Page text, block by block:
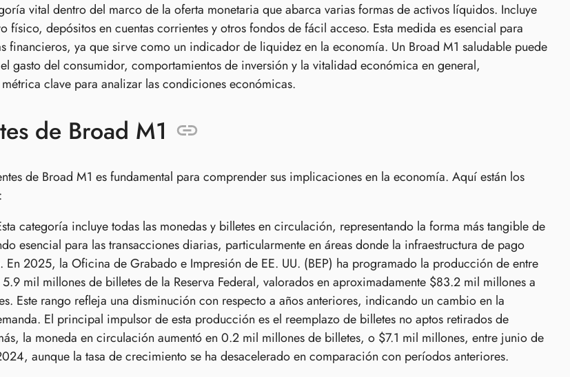
vital dentro del marco de la oferta monetaria que abarca varias formas de activos líquidos. Incluye
físico, depósitos en cuentas corrientes y otros fondos de fácil acceso. Esta medida es esencial para
financieros, ya que sirve como un indicador de liquidez en la economía. Un Broad M1 saludable puede
gasto del consumidor, comportamientos de inversión y la vitalidad económica en general,
clave para analizar las condiciones económicas.
de Broad M1
de Broad M1 es fundamental para comprender sus implicaciones en la economía. Aquí están los
categoría incluye todas las monedas y billetes en circulación, representando la forma más tangible de
esencial para las transacciones diarias, particularmente en áreas donde la infraestructura de pago
En 2025, la Oficina de Grabado e Impresión de EE. UU. (BEP) ha programado la producción de entre
mil millones de billetes de la Reserva Federal, valorados en aproximadamente $83.2 mil millones a
Este rango refleja una disminución con respecto a años anteriores, indicando un cambio en la
El principal impulsor de esta producción es el reemplazo de billetes no aptos retirados de
la moneda en circulación aumentó en 0.2 mil millones de billetes, o $7.1 mil millones, entre junio de
aunque la tasa de crecimiento se ha desacelerado en comparación con períodos anteriores.